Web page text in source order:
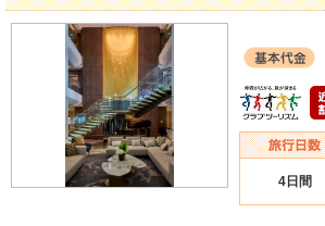
4日間